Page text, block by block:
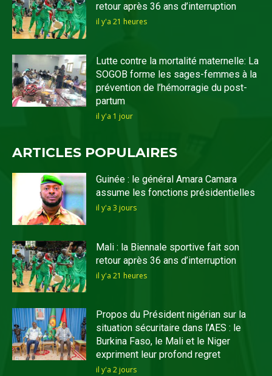
retour après 36 ans d’interruption
il y'a 21 heures
Lutte contre la mortalité maternelle: La
SOGOB forme les sages-femmes à la
prévention de l’hémorragie du post-
partum
il y'a 1 jour
ARTICLES POPULAIRES
Guinée : le général Amara Camara
assume les fonctions présidentielles
il y'a 3 jours
Mali : la Biennale sportive fait son
retour après 36 ans d’interruption
il y'a 21 heures
Propos du Président nigérian sur la
situation sécuritaire dans l’AES : le
Burkina Faso, le Mali et le Niger
expriment leur profond regret
il y'a 2 jours